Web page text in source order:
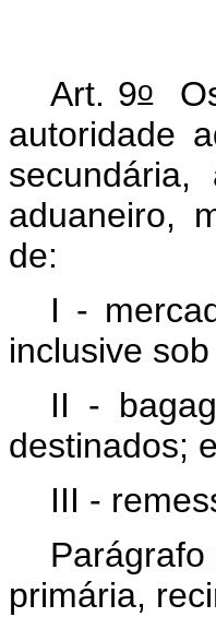
Art. 9oOs
autoridade
aduaneiro,
de:
I -
inclusive
II -
destinados; e
III -
primária,